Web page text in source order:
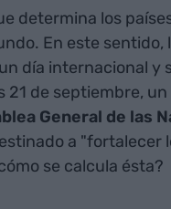
determina los
En este sentido,
día internacional y
21 de septiembre, un
General de las
a "fortalecer
se calcula ésta?